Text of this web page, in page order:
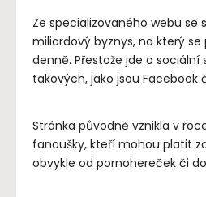
Ze specializovaného webu se
miliardový byznys, na který
denně. Přestože jde o sociální
takových, jako jsou Facebook
Stránka původně vznikla v
fanoušky, kteří mohou platit
obvykle od pornohereček či